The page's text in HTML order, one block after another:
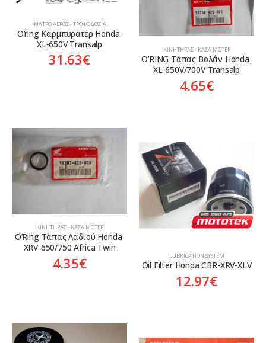
ΦΊΛΤΡΟ ΑΈΡΟΣ - ΤΡΟΦΟΔΟΣΊΑ
O’ring Καρμπυρατέρ Honda
XL-650V Transalp
31.63€
ΚΙΝΗΤΉΡΑΣ - ΚΆΣΑ ΜΟΤΈΡ
O’RING Τάπας Βολάν Honda
XL-650V/700V Transalp
4.65€
ΚΙΝΗΤΉΡΑΣ - ΚΆΣΑ ΜΟΤΈΡ
O’Ring Τάπας Λαδιού Honda
XRV-650/750 Africa Twin
4.35€ LUBRICATION SYSTEM
Oil Filter Honda CBR-XRV-XLV
12.97€